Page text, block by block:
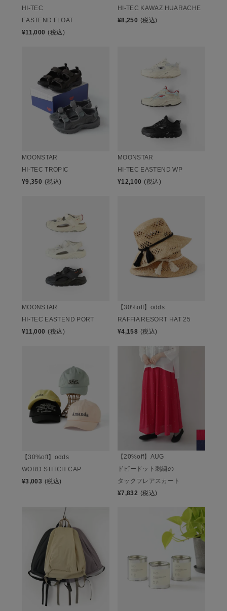
HI-TEC
EASTEND FLOAT
¥11,000 (税込)
HI-TEC KAWAZ HUARACHE
¥8,250 (税込)
MOONSTAR
HI-TEC TROPIC
¥9,350 (税込)
MOONSTAR
HI-TEC EASTEND WP
¥12,100 (税込)
MOONSTAR
HI-TEC EASTEND PORT
¥11,000 (税込)
【30%off】odds
RAFFIA RESORT HAT 25
¥4,158 (税込)
【30%off】odds
WORD STITCH CAP
¥3,003 (税込)
【20%off】AUG
ドビードット刺繍の
タックフレアスカート
¥7,832 (税込)